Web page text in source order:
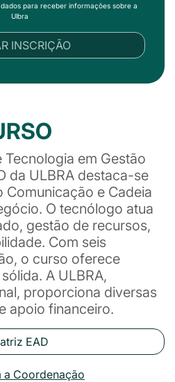
para receber informações sobre a
Ulbra
INSCRIÇÃO
em Gestão
da ULBRA destaca-se
e Cadeia
O tecnólogo atua
gestão de recursos,
Com seis
o curso oferece
A ULBRA,
proporciona diversas
apoio financeiro.
EAD
a Coordenação